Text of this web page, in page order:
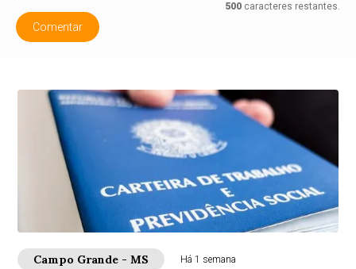
500caracteres restantes.
Comentar
Campo Grande - MS Há 1 semana